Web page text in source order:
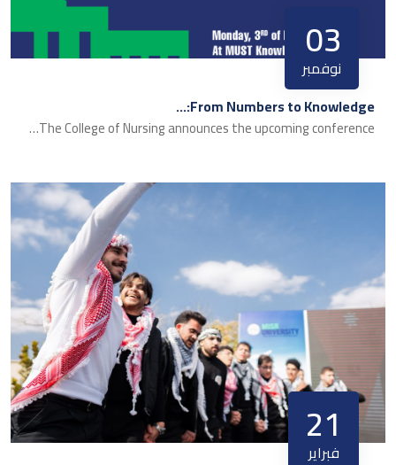
03
نوفمبر
From Numbers to Knowledge:…
The College of Nursing announces the upcoming conference…
21
فبراير